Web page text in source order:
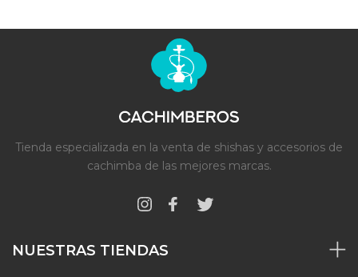
Tienda especializada en la venta de shishas y accesorios de
cachimba de las mejores marcas.
NUESTRAS TIENDAS